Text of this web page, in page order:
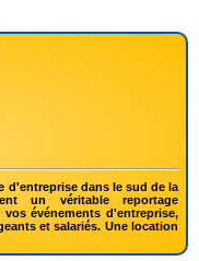
d'entreprise dans le sud de la
un véritable reportage
événements d'entreprise,
et salariés. Une location